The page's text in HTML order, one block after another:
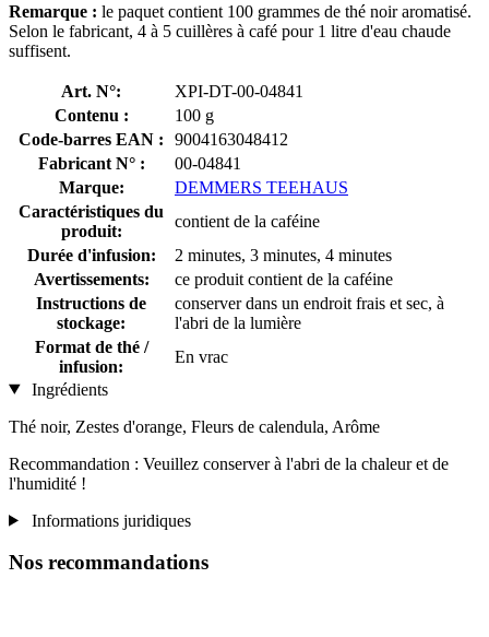
Remarque : le paquet contient 100 grammes de thé noir aromatisé.
Selon le fabricant, 4 à 5 cuillères à café pour 1 litre d'eau chaude
suffisent.
Art. N°:
XPI-DT-00-04841
Contenu :
100 g
Code-barres EAN :
9004163048412
Fabricant N° :
00-04841
Marque:
DEMMERS TEEHAUS
Caractéristiques du
produit:
contient de la caféine
Durée d'infusion:
2 minutes, 3 minutes, 4 minutes
Avertissements:
ce produit contient de la caféine
Instructions de
stockage:
conserver dans un endroit frais et sec, à
l'abri de la lumière
Format de thé /
infusion:
En vrac
Ingrédients
Thé noir, Zestes d'orange, Fleurs de calendula, Arôme
Recommandation : Veuillez conserver à l'abri de la chaleur et de
l'humidité !
Informations juridiques
Nos recommandations